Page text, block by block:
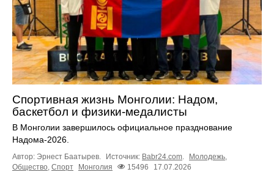
Спортивная жизнь Монголии: Надом,
баскетбол и физики-медалисты
В Монголии завершилось официальное празднование
Надома-2026.
Автор: Эрнест Баатырев. Источник: Babr24.com Молодежь
Общество Спорт Монголия 15496 17.07.2026